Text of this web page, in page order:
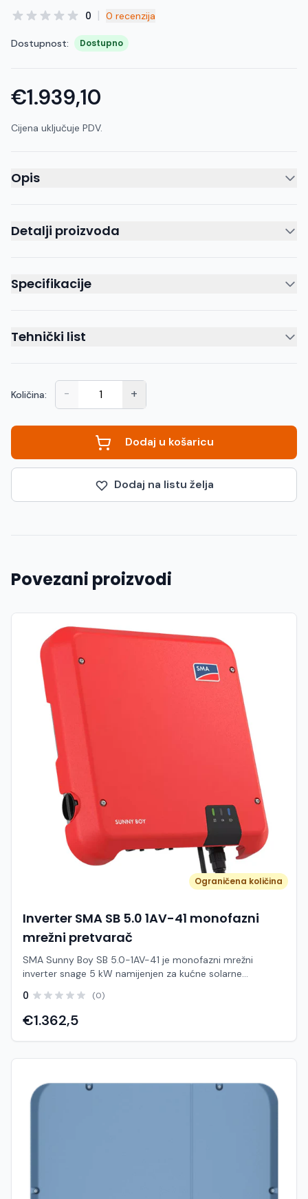
0 | 0 recenzija
Dostupnost: Dostupno
€1.939,10
Cijena uključuje PDV.
Opis
Detalji proizvoda
Specifikacije
Tehnički list
Količina: - +
Dodaj u košaricu
Dodaj na listu želja
Povezani proizvodi
Ograničena količina
Inverter SMA SB 5.0 1AV-41 monofazni
mrežni pretvarač
SMA Sunny Boy SB 5.0-1AV-41 je monofazni mrežni
inverter snage 5 kW namijenjen za kućne solarne
(DC) u izmjeničnu energiju (AC) i predaje je direktno u
elektroenergetsku mrežu, bez potrebe za baterijama. Ovaj
model dio je poznate Sunny Boy serije (3.0–6.0) i
dizajniran je za maksimalnu proizvodnju energije u
kućanstvima, uz jednostavnu instalaciju i napredne
Smart Connected sustava. Karakteristike: Model: SB 5.0-
1AV-41 Brand: SMA Tip: mrežni (on-grid) inverter Nazivna
Hlađenje: pasivno (bez ventilatora) Težina: cca 17.5 kg
0 (0)
€1.362,5